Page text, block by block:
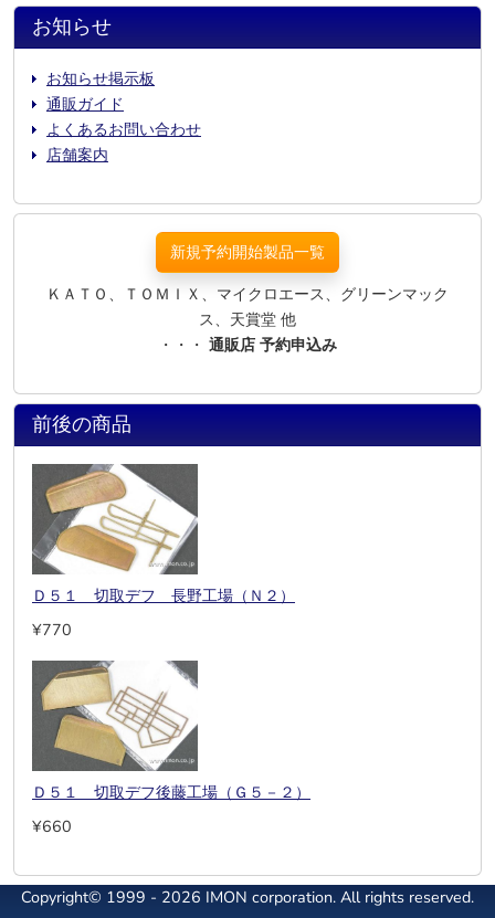
お知らせ
お知らせ掲示板
通販ガイド
よくあるお問い合わせ
店舗案内
新規予約開始製品一覧
ＫＡＴＯ、ＴＯＭＩＸ、マイクロエース、グリーンマック
ス、天賞堂 他
・・・ 通販店 予約申込み
前後の商品
Ｄ５１ 切取デフ 長野工場（Ｎ２）
¥770
Ｄ５１ 切取デフ後藤工場（Ｇ５－２）
¥660
Copyright© 1999 - 2026 IMON corporation. All rights reserved.